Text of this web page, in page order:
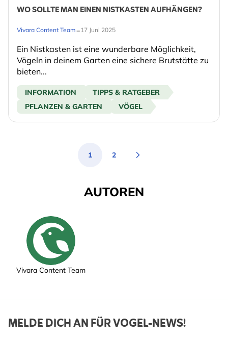
WO SOLLTE MAN EINEN NISTKASTEN AUFHÄNGEN?
Vivara Content Team-17 Juni 2025
Ein Nistkasten ist eine wunderbare Möglichkeit,
Vögeln in deinem Garten eine sichere Brutstätte zu
bieten...
INFORMATION
TIPPS & RATGEBER
PFLANZEN & GARTEN
VÖGEL
Sie lesen gerade die Seite
1 Seite
2
AUTOREN
Vivara Content Team
MELDE DICH AN FÜR VOGEL-NEWS!